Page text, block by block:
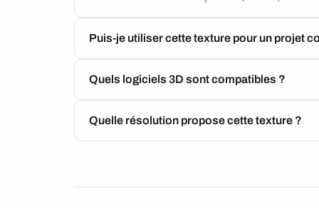
Puis-je utiliser cette texture pour un projet
Quels logiciels 3D sont compatibles ?
Quelle résolution propose cette texture ?